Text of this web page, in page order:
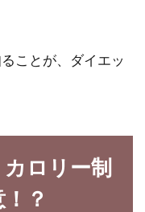
すめいたします。味がちょ
ことが、ダイエッ
ロリー制
？